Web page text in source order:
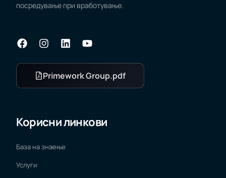
посредување при вработување.
Primework Group.pdf
Корисни линкови
База на знаење
Услуги